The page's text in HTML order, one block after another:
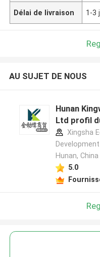
Délai de livraison 1-3
AU SUJET DE NOUS
Hunan
Ltd profil
Xingsha
Hunan, China
5.0